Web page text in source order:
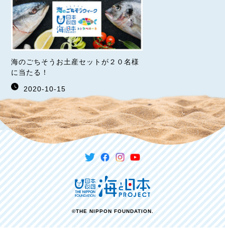
海のごちそうお土産セットが２０名様
に当たる！
2020-10-15
©THE NIPPON FOUNDATION.